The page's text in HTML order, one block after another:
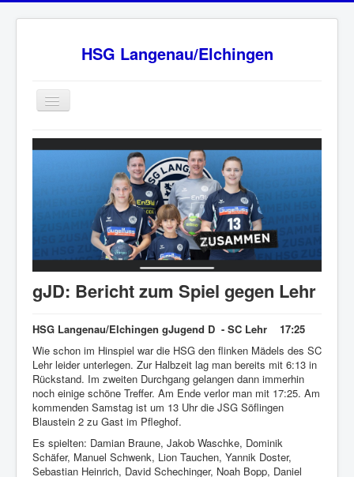
HSG Langenau/Elchingen
Home
BW Oberliga Staffel 2
Sponsoren
HSG - Fanshop
News
Ansprechpartner
Impressum
gJD: Bericht zum Spiel gegen Lehr
HSG Langenau/Elchingen gJugend D - SC Lehr 17:25
Wie schon im Hinspiel war die HSG den flinken Mädels des SC
Lehr leider unterlegen. Zur Halbzeit lag man bereits mit 6:13 in
Rückstand. Im zweiten Durchgang gelangen dann immerhin
noch einige schöne Treffer. Am Ende verlor man mit 17:25. Am
kommenden Samstag ist um 13 Uhr die JSG Söflingen
Blaustein 2 zu Gast im Pfleghof.
Es spielten: Damian Braune, Jakob Waschke, Dominik
Schäfer, Manuel Schwenk, Lion Tauchen, Yannik Doster,
Sebastian Heinrich, David Schechinger, Noah Bopp, Daniel